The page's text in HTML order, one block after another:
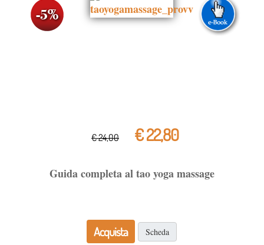
€ 24,00 € 22,80
Guida completa al tao yoga massage
Acquista Scheda